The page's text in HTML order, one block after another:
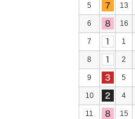
5 13
6 16
7 1
8 2
9 5
10 4
11 15